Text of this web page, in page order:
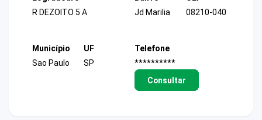
R DEZOITO 5 A
Jd Marilia
08210-040
Município
Sao Paulo
UF
SP
Telefone
**********
Consultar